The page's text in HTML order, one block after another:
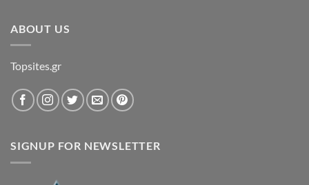
ABOUT US
Topsites.gr
SIGNUP FOR NEWSLETTER